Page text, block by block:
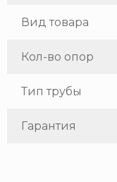
Вид товара
Кол-во опор
Тип трубы
Гарантия